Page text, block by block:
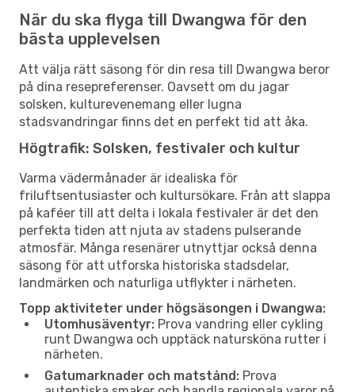
När du ska flyga till Dwangwa för den
bästa upplevelsen
Att välja rätt säsong för din resa till Dwangwa beror
på dina resepreferenser. Oavsett om du jagar
solsken, kulturevenemang eller lugna
stadsvandringar finns det en perfekt tid att åka.
Högtrafik: Solsken, festivaler och kultur
Varma vädermånader är idealiska för
friluftsentusiaster och kultursökare. Från att slappa
på kaféer till att delta i lokala festivaler är det den
perfekta tiden att njuta av stadens pulserande
atmosfär. Många resenärer utnyttjar också denna
säsong för att utforska historiska stadsdelar,
landmärken och naturliga utflykter i närheten.
Topp aktiviteter under högsäsongen i Dwangwa:
Utomhusäventyr: Prova vandring eller cykling
runt Dwangwa och upptäck natursköna rutter i
närheten.
Gatumarknader och matstånd: Prova